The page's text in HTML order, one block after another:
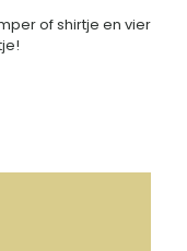
of shirtje en vier